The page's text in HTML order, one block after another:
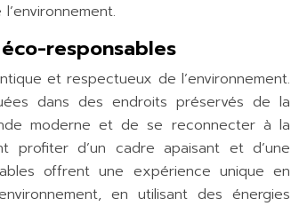
responsables
et respectueux de l’environnement.
dans des endroits préservés de la
moderne et de se reconnecter à la
profiter d’un cadre apaisant et d’une
offrent une expérience unique en
en utilisant des énergies